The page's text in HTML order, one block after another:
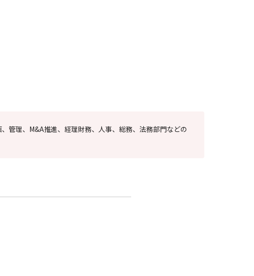
管理、M&A推進、経理財務、人事、総務、法務部門などの